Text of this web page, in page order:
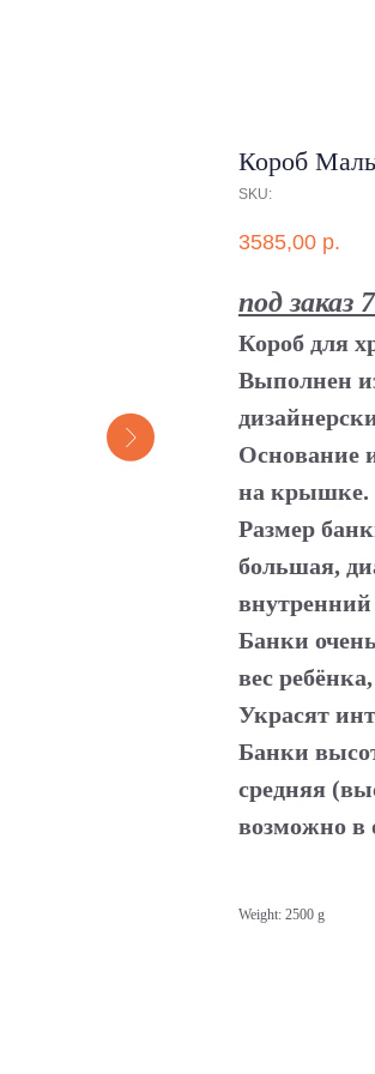
Короб
SKU:
3585,00 р.
под заказ
Короб для
Выполнен
Основание
на крышке.
Размер
большая,
внутренний
Банки
вес
Украсят
Банки
средняя
возможно в
Weight: 2500 g